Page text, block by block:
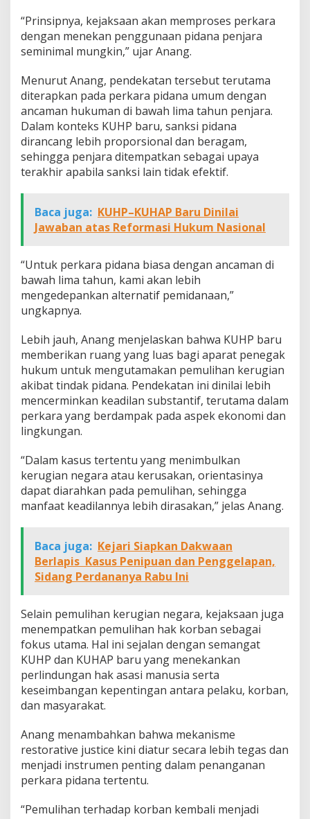
“Prinsipnya, kejaksaan akan memproses perkara
dengan menekan penggunaan pidana penjara
seminimal mungkin,” ujar Anang.
Menurut Anang, pendekatan tersebut terutama
diterapkan pada perkara pidana umum dengan
ancaman hukuman di bawah lima tahun penjara.
Dalam konteks KUHP baru, sanksi pidana
dirancang lebih proporsional dan beragam,
sehingga penjara ditempatkan sebagai upaya
terakhir apabila sanksi lain tidak efektif.
Baca juga: KUHP–KUHAP Baru Dinilai
Jawaban atas Reformasi Hukum Nasional
“Untuk perkara pidana biasa dengan ancaman di
bawah lima tahun, kami akan lebih
mengedepankan alternatif pemidanaan,”
ungkapnya.
Lebih jauh, Anang menjelaskan bahwa KUHP baru
memberikan ruang yang luas bagi aparat penegak
hukum untuk mengutamakan pemulihan kerugian
akibat tindak pidana. Pendekatan ini dinilai lebih
mencerminkan keadilan substantif, terutama dalam
perkara yang berdampak pada aspek ekonomi dan
lingkungan.
“Dalam kasus tertentu yang menimbulkan
kerugian negara atau kerusakan, orientasinya
dapat diarahkan pada pemulihan, sehingga
manfaat keadilannya lebih dirasakan,” jelas Anang.
Baca juga: Kejari Siapkan Dakwaan
Berlapis Kasus Penipuan dan Penggelapan,
Sidang Perdananya Rabu Ini
Selain pemulihan kerugian negara, kejaksaan juga
menempatkan pemulihan hak korban sebagai
fokus utama. Hal ini sejalan dengan semangat
KUHP dan KUHAP baru yang menekankan
perlindungan hak asasi manusia serta
keseimbangan kepentingan antara pelaku, korban,
dan masyarakat.
Anang menambahkan bahwa mekanisme
restorative justice kini diatur secara lebih tegas dan
menjadi instrumen penting dalam penanganan
perkara pidana tertentu.
“Pemulihan terhadap korban kembali menjadi